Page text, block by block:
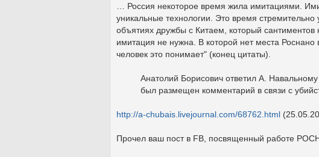
… Россия некоторое время жила имитациями.
уникальные технологии. Это время стремительно
объятиях дружбы с Китаем, который сантиментов
имитация не нужна. В которой нет места
человек это понимает" (конец цитаты).
Анатолий Борисович ответил А.
был размещен комментарий в связи с
http://a-chubais.livejournal.com/68762.html
Прочел ваш пост в FB, посвященный работе